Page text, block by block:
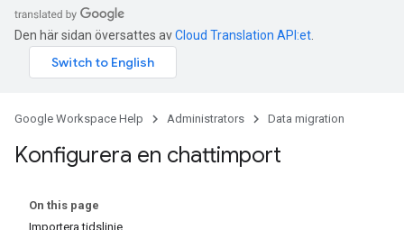
Den här sidan översattes avCloud Translation API:et
Google Workspace Help Administrators Data migration
Konfigurera en chattimport
On this page
Importera tidslinje